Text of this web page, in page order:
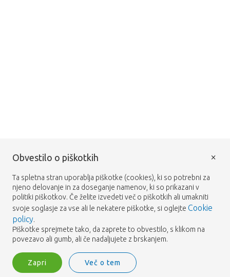
Obvestilo o piškotkih
Ta spletna stran uporablja piškotke (cookies), ki so potrebni za
njeno delovanje in za doseganje namenov, ki so prikazani v
politiki piškotkov. Če želite izvedeti več o piškotkih ali umakniti
svoje soglasje za vse ali le nekatere piškotke, si oglejte Cookie
policy.
Piškotke sprejmete tako, da zaprete to obvestilo, s klikom na
povezavo ali gumb, ali če nadaljujete z brskanjem.
Zapri Več o tem
×